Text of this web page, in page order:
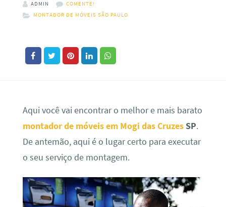
ADMIN
COMENTE!
MONTADOR DE MÓVEIS SÃO PAULO
Aqui você vai encontrar o melhor e mais barato
montador de móveis em Mogi das CruzesSP.
De antemão, aqui é o lugar certo para executar
o seu serviço de montagem.